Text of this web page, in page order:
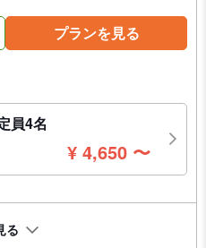
プランを見る
員4名
¥ 4,650 円
〜
る